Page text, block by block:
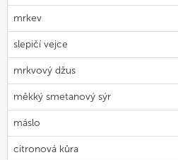
mrkev
slepičí vejce
mrkvový džus
měkký smetanový sýr
máslo
citronová kůra